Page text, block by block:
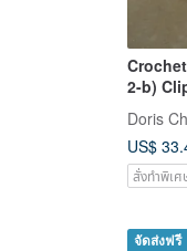
2-b)
Doris
US$
สั่งทำพิเศ
จัดส่งฟรี